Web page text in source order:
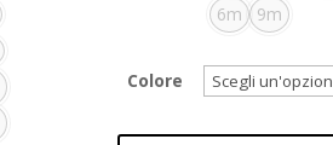
6m
9m
Colore